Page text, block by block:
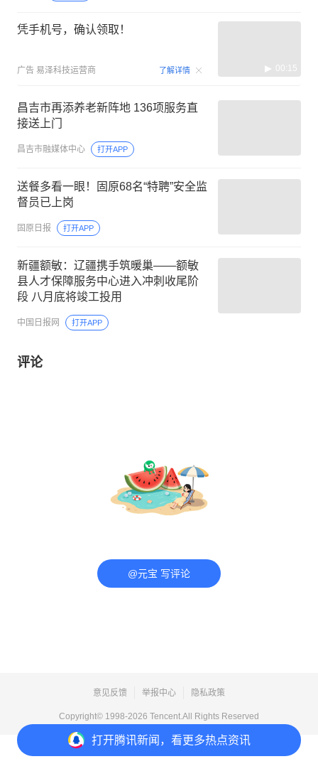
打开腾讯新闻，看更多热点资讯
凭手机号，确认领取！
广告 易泽科技运营商 了解详情 00:15
昌吉市再添养老新阵地 136项服务直
接送上门
昌吉市融媒体中心 打开APP
送餐多看一眼！固原68名“特聘”安全监
督员已上岗
固原日报 打开APP
新疆额敏：辽疆携手筑暖巢——额敏
县人才保障服务中心进入冲刺收尾阶
段 八月底将竣工投用
中国日报网 打开APP
评论
@元宝 写评论
意见反馈 举报中心 隐私政策
Copyright© 1998-2026 Tencent.All Rights Reserved